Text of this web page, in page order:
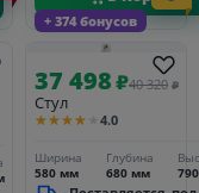
+ 374 бонусов
37 498₽40 320 ₽
Стул
★★★★★ 4.0
Ширина
580 мм
Глубина
680 мм